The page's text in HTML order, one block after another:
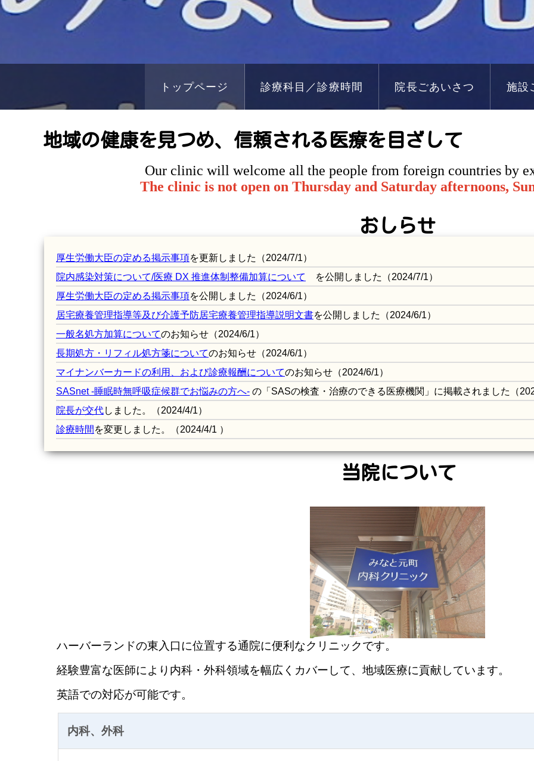
トップページ 診療科目／診療時間 院長ごあいさつ 施設
地域の健康を見つめ、 信頼される医療を目ざして
Our clinic will welcome all the people from foreign countries by
The clinic is not open on Thursday and Saturday afternoons,
おしらせ
厚生労働大臣の定める掲示事項を更新しました（2024/7/1）
院内感染対策について/医療 DX 推進体制整備加算について
を公開しました（2024/7/1）
厚生労働大臣の定める掲示事項を公開しました
（2024/6/1）
居宅療養管理指導等及び介護予防居宅療養管理指導説明文書を公開しました
（2024/6/1）
一般名処方加算についてのお知らせ （2024/6/1）
長期処方・リフィル処方箋についてのお知らせ（2024/6/1）
マイナンバーカードの利用、および診療報酬についてのお知らせ （2024/6/1）
SASnet -睡眠時無呼吸症候群でお悩みの方へ- の「SASの検査・治療のできる医療機関」に掲載されました
（
院長が交代しました。（2024/4/1）
診療時間 を変更しました。（2024/4/1 ）
当院について
ハーバーランドの東入口に位置する通院に便利なクリニックです。
経験豊富な医師により 内科・外科領域を幅広くカバーして、 地域医療に貢献しています。
英語での対応が可能です。
内科、外科